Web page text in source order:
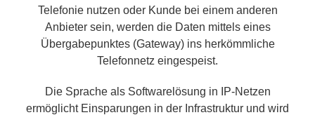
Telefonie nutzen oder Kunde bei einem anderen
Anbieter sein, werden die Daten mittels eines
Übergabepunktes (Gateway) ins herkömmliche
Telefonnetz eingespeist.
Die Sprache als Softwarelösung in IP-Netzen
ermöglicht Einsparungen in der Infrastruktur und wird